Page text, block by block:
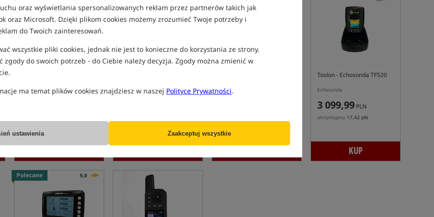
oraz wyświetlania spersonalizowanych reklam przez partnerów takich jak
oraz Microsoft. Dzięki plikom cookies możemy zrozumieć Twoje potrzeby i
do Twoich zainteresowań.
wszystkie pliki cookies, jednak nie jest to konieczne do korzystania ze strony.
zgody do swoich potrzeb - do Ciebie należy decyzja. Zgody można zmienić w
ma temat plików cookies znajdziesz w naszej Polityce Prywatności.
ustawienia Zaakceptuj wszystkie
Echosonda i GPS do łódki zanętowej Łódka Zanętowa
Toslon- Echosonda TF520
Echosonda
3 099,99 PLN
otrzymujesz 17,42 pkt
KUP
Polecane 5,0